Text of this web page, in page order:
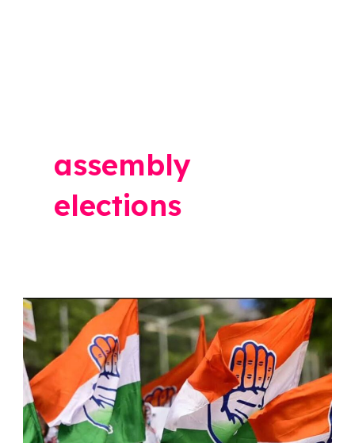
assembly
elections
Rahul
Gandhi:
काँग्रेसचे
हिंदू
उमेदवार
मतदार